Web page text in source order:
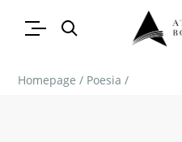
Homepage / Poesia /